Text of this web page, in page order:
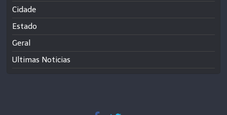
Cidade
Estado
Geral
Ultimas Noticias